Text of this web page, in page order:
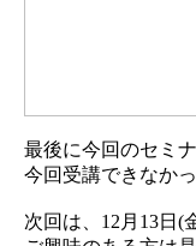
最後に今回のセミ
今回受講できなか
次回は、12月13日(